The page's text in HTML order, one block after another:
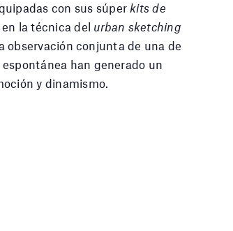
con sus súper kits de
la técnica del urban sketching
observación conjunta de una de
han generado un
y dinamismo.